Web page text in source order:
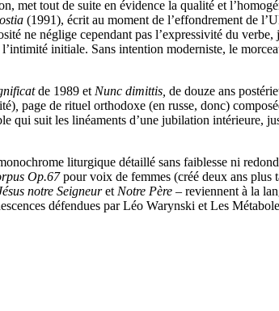
met tout de suite en évidence la qualité et
(1991), écrit au moment de l’effondrement de
ne néglige cependant pas l’expressivité du verbe,
initiale. Sans intention moderniste, le
de 1989 et Nunc dimittis, de douze ans
page de rituel orthodoxe (en russe, donc)
qui suit les linéaments d’une jubilation intérieure,
liturgique détaillé sans faiblesse ni
Op.67pour voix de femmes (créé deux ans plus
notre Seigneuret Notre Père – reviennent à la
défendues par Léo Warynski et Les